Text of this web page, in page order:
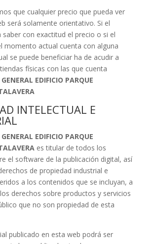
que cualquier precio que pueda ver
será solamente orientativo. Si el
saber con exactitud el precio o si el
momento actual cuenta con alguna
se puede beneficiar ha de acudir a
físicas con las que cuenta
EDIFICIO PARQUE
INTELECTUAL E
EDIFICIO PARQUE
es titular de todos los
el software de la publicación digital, así
de propiedad industrial e
a los contenidos que se incluyan, a
derechos sobre productos y servicios
que no son propiedad de esta
publicado en esta web podrá ser